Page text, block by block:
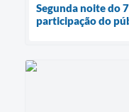
Segunda noite do
participação do